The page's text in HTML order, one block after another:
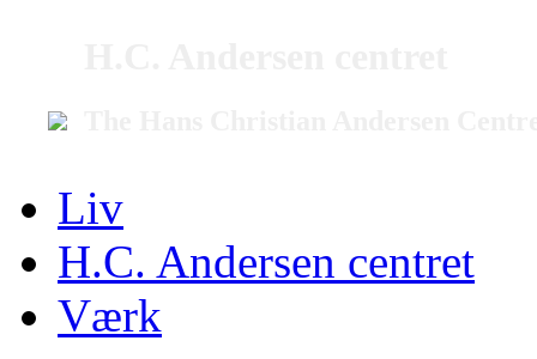
Liv
H.C. Andersen centret
Værk